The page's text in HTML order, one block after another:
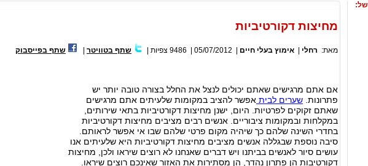
של:
מחיצות דקורטיביות
מאת: רחלי אימוץ בעלי חיים 05/07/2012
9486 צפיות שתף בטוויטר שתף בפייסבוק
אם אתם מרגישים שאתם יכולים לנצל את החלל בצורה טובה יותר יש
פתרונות. שערים לבית אפשר להציב במקומות שלעיתים אתם מרגישים
שאתם זקוקים לפרטיות. היום, ישנן מחיצות דקורטיביות בתאי שירותים,
במקלחות ובמקומות ציבוריים. אנשים רבים מציבים מחיצות דקורטיביות
בחדרי השינה שלהם כך שיהיה מקום פרטי שלהם שבו אי אפשר לראותם.
סיבה נוספת שבגללה אנשים מציבים מחיצות דקורטיביות היא שלעיתים אנו
עושים סיור לאנשים בביתנו ויש דברים שאנחנו לא רוצים שיראו ולכן, מחיצות
דקורטיבות הן פתרון נהדר, הן מסתירות את האזור שאינכם רוצים שיראו.